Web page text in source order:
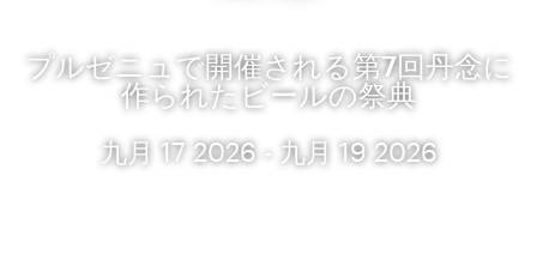
プルゼニュで開催される第7回丹念に
作られたビールの祭典
九月 17 2026 - 九月 19 2026